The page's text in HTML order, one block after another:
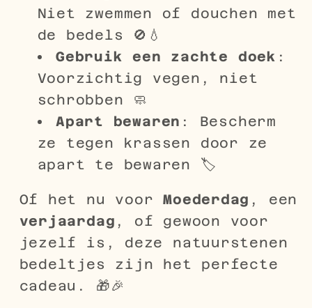
Niet zwemmen of douchen met
de bedels 🚫💧
Gebruik een zachte doek :
Voorzichtig vegen, niet
schrobben 🧼
Apart bewaren : Bescherm
ze tegen krassen door ze
apart te bewaren 🏷
Of het nu voorMoederdag , een
verjaardag , of gewoon voor
jezelf is, deze natuurstenen
bedeltjes zijn het perfecte
cadeau. 🎁🎉